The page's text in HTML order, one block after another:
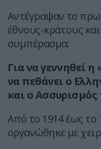
Αντέγραψαν το
έθνους-κράτους
συμπέρασμα:
Για να γεννηθεί
να πεθάνει ο
και ο
Από το 1914 έως το
οργανώθηκε με